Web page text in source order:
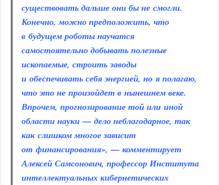
существовать дальше они бы не смогли.
Конечно, можно предположить, что
в будущем роботы научатся
самостоятельно добывать полезные
ископаемые, строить заводы
и обеспечивать себя энергией, но я полагаю,
что это не произойдет в нынешнем веке.
Впрочем, прогнозирование той или иной
области науки — дело неблагодарное, так
как слишком многое зависит
от финансирования», — комментирует
Алексей Самсонович, профессор Института
интеллектуальных кибернетических